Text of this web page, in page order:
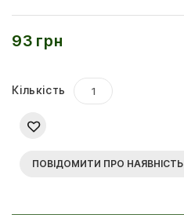
93 грн
Кількість
ПОВІДОМИТИ ПРО НАЯВНІСТЬ